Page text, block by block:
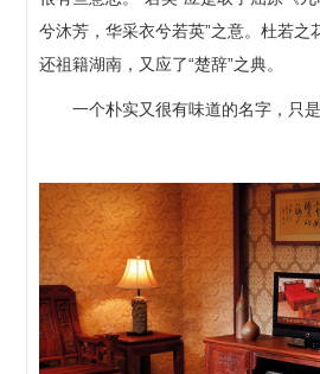
兮沐芳，华采衣兮若英”之意。杜若之
还祖籍湖南，又应了“楚辞”之典。
一个朴实又很有味道的名字，只是